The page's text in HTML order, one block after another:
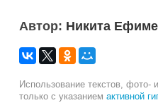
Автор: Никита
Использование текстов, фото-
только с указанием активной